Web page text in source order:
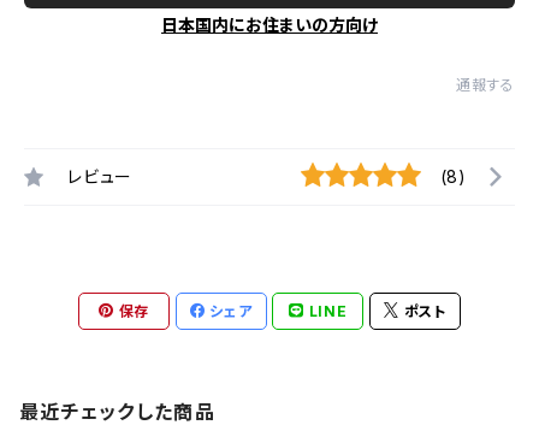
日本国内にお住まいの方向け
通報する
レビュー (8)
保存 シェア LINE ポスト
最近チェックした商品